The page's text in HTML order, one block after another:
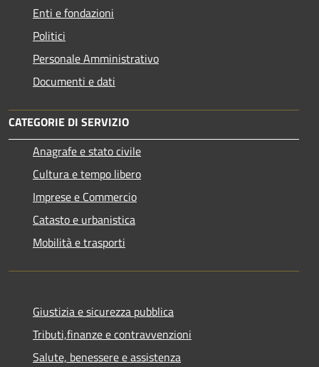
Enti e fondazioni
Politici
Personale Amministrativo
Documenti e dati
CATEGORIE DI SERVIZIO
Anagrafe e stato civile
Cultura e tempo libero
Imprese e Commercio
Catasto e urbanistica
Mobilità e trasporti
Giustizia e sicurezza pubblica
Tributi,finanze e contravvenzioni
Salute, benessere e assistenza